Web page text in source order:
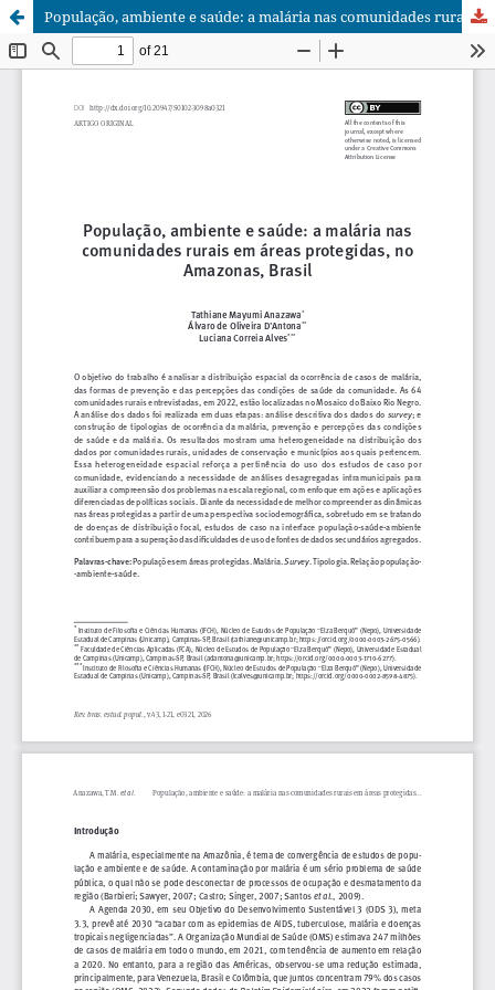
População, ambiente e saúde: a malária nas comunidades rurais em áreas protegidas, no Amazonas, Brasil